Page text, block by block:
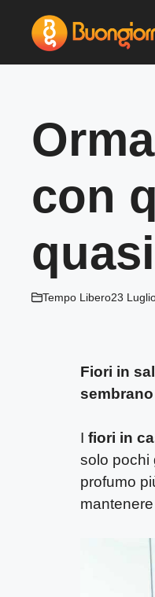
contenuto
con
Tempo Libero23
Fiori in
I fiori in
solo pochi
profumo